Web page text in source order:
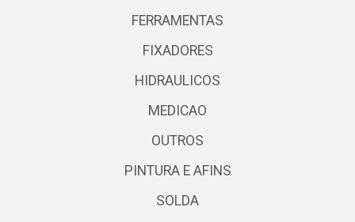
FERRAMENTAS
FIXADORES
HIDRAULICOS
MEDICAO
OUTROS
PINTURA E AFINS
SOLDA